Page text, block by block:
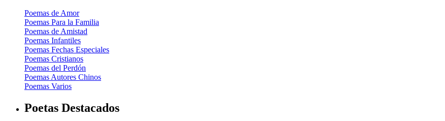
Poemas de Amor
Poemas Para la Familia
Poemas de Amistad
Poemas Infantiles
Poemas Fechas Especiales
Poemas Cristianos
Poemas del Perdón
Poemas Autores Chinos
Poemas Varios
Poetas Destacados